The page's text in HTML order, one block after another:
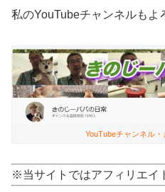
私のYouTubeチャンネルもよ
YouTubeチャンネル
※当サイトではアフィリエイ